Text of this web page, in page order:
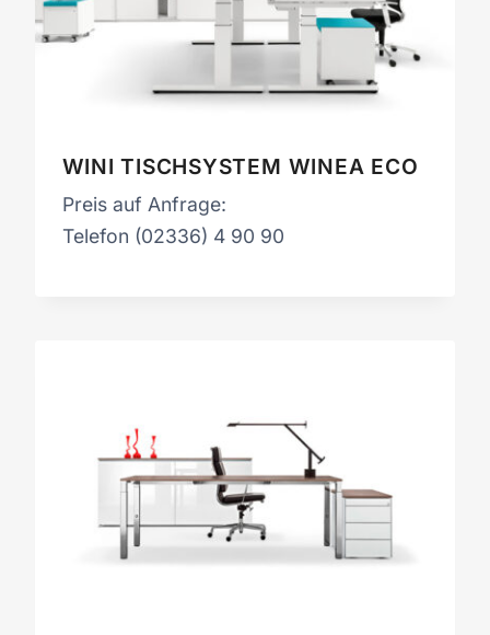
WINI TISCHSYSTEM WINEA ECO
Preis auf Anfrage:
Telefon (02336) 4 90 90